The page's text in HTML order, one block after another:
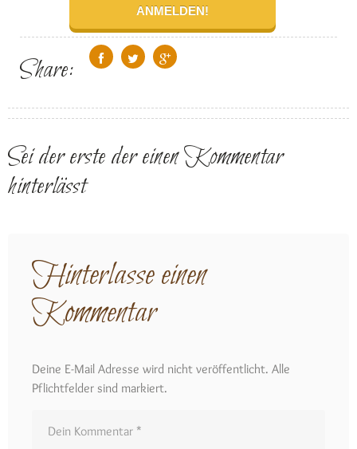
Share:
Sei der erste der einen Kommentar
hinterlässt
Hinterlasse einen
Kommentar
Deine E-Mail Adresse wird nicht veröffentlicht. Alle
Pflichtfelder sind markiert.